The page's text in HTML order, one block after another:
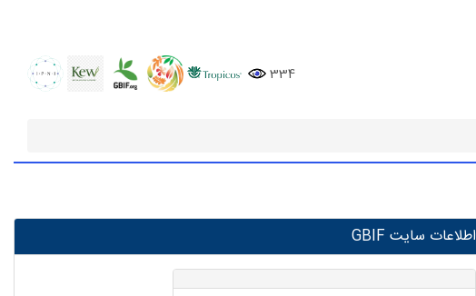
334
اطلاعات سایت GBIF